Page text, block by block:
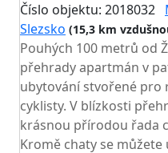
Číslo objektu: 2018032
Slezsko (15,3 km
Pouhých 100 metrů od
přehrady apartmán v
ubytování stvořené pro
cyklisty. V blízkosti
krásnou přírodou řada
Kromě chaty se